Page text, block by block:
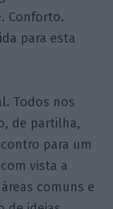
Conforto.
para esta
Todos nos
de partilha,
para um
vista a
comuns e